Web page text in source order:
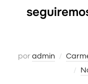
poradmin